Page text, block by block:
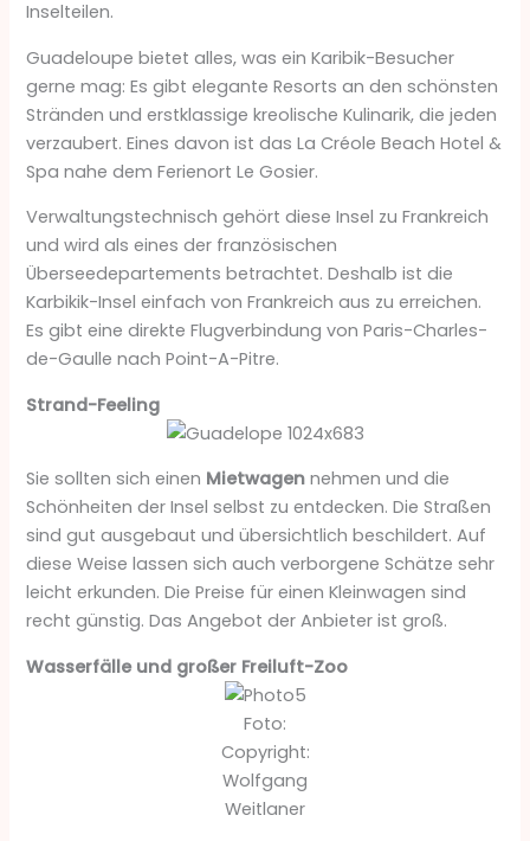
Inselteilen.
Guadeloupe bietet alles, was ein Karibik-Besucher
gerne mag: Es gibt elegante Resorts an den schönsten
Stränden und erstklassige kreolische Kulinarik, die jeden
verzaubert. Eines davon ist das La Créole Beach Hotel &
Spa nahe dem Ferienort Le Gosier.
Verwaltungstechnisch gehört diese Insel zu Frankreich
und wird als eines der französischen
Überseedepartements betrachtet. Deshalb ist die
Karbikik-Insel einfach von Frankreich aus zu erreichen.
Es gibt eine direkte Flugverbindung von Paris-Charles-
de-Gaulle nach Point-A-Pitre.
Strand-Feeling
Sie sollten sich einen Mietwagen nehmen und die
Schönheiten der Insel selbst zu entdecken. Die Straßen
sind gut ausgebaut und übersichtlich beschildert. Auf
diese Weise lassen sich auch verborgene Schätze sehr
leicht erkunden. Die Preise für einen Kleinwagen sind
recht günstig. Das Angebot der Anbieter ist groß.
Wasserfälle und großer Freiluft-Zoo
Foto:
Copyright:
Wolfgang
Weitlaner